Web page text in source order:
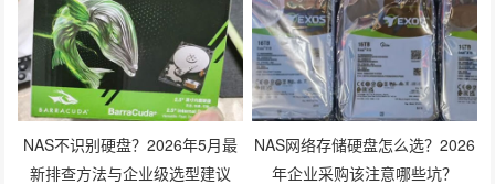
NAS不识别硬盘？2026年5月最
新排查方法与企业级选型建议
NAS网络存储硬盘怎么选？2026
年企业采购该注意哪些坑？